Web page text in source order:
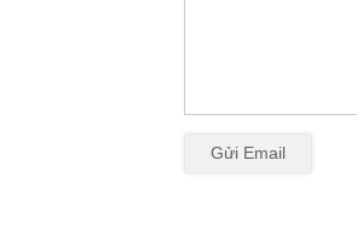
Gửi Email